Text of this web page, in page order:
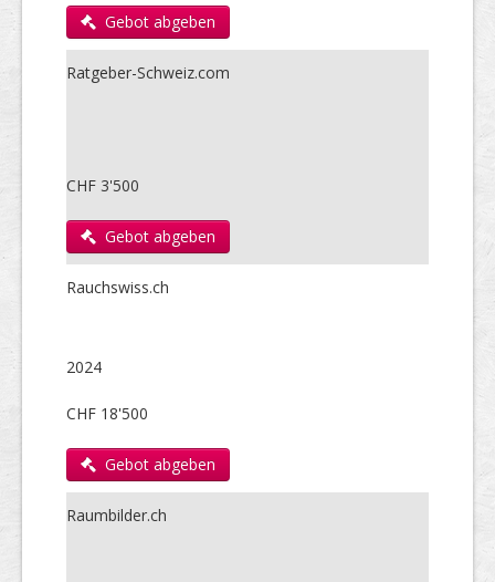
Gebot abgeben
Ratgeber-Schweiz.com
CHF 3'500
Gebot abgeben
Rauchswiss.ch
2024
CHF 18'500
Gebot abgeben
Raumbilder.ch